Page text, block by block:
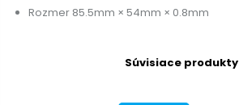
Rozmer 85.5mm × 54mm × 0.8mm
Súvisiace produkty